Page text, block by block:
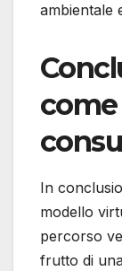
ambientale
In
modello
percorso
frutto di